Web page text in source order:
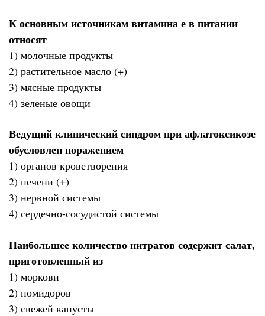
К основным источникам витамина е в питании
относят
1) молочные продукты
2) растительное масло (+)
3) мясные продукты
4) зеленые овощи
Ведущий клинический синдром при афлатоксикозе
обусловлен поражением
1) органов кроветворения
2) печени (+)
3) нервной системы
4) сердечно-сосудистой системы
Наибольшее количество нитратов содержит салат,
приготовленный из
1) моркови
2) помидоров
3) свежей капусты